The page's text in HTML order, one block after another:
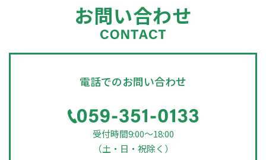
お問い合わせ
電話でのお問い合わせ
受付時間9:00～18:00
（土・日・祝除く）